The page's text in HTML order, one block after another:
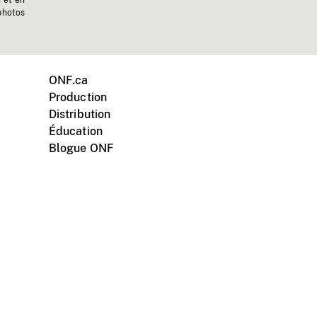
ONF.ca
Production
Distribution
Éducation
Blogue ONF